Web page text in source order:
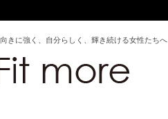
きに強く、自分らしく、輝き続ける女性たちへ